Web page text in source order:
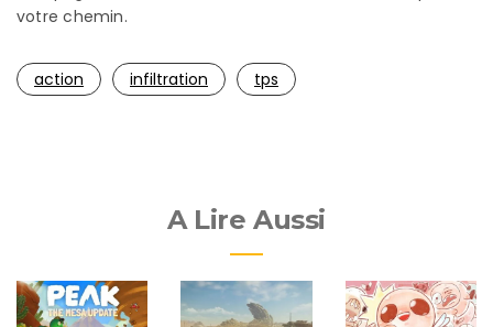
votre chemin.
action infiltration tps
A Lire Aussi